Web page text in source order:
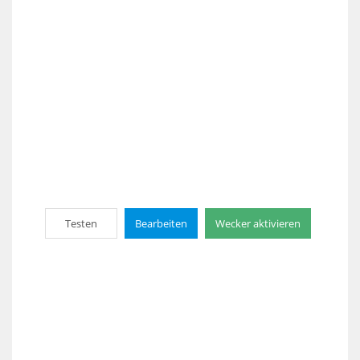
Testen Bearbeiten Wecker aktivieren